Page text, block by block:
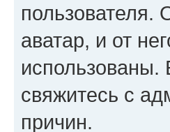
пользователя.
аватар, и от
использованы.
свяжитесь с
причин.